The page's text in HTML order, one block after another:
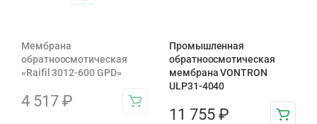
Мембрана
обратноосмотическая
«Raifil 3012-600 GPD»
4 517 ₽
Промышленная
обратноосмотическая
мембрана VONTRON
ULP31-4040
11 755 ₽